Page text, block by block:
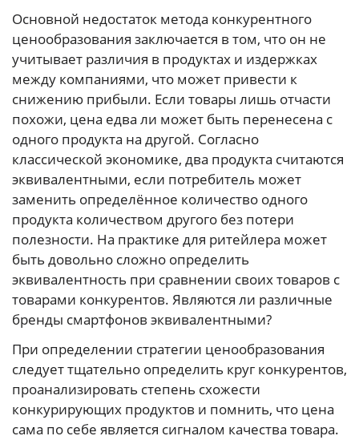
Основной недостаток метода конкурентного
ценообразования заключается в том, что он не
учитывает различия в продуктах и издержках
между компаниями, что может привести к
снижению прибыли. Если товары лишь отчасти
похожи, цена едва ли может быть перенесена с
одного продукта на другой. Согласно
классической экономике, два продукта считаются
эквивалентными, если потребитель может
заменить определённое количество одного
продукта количеством другого без потери
полезности. На практике для ритейлера может
быть довольно сложно определить
эквивалентность при сравнении своих товаров с
товарами конкурентов. Являются ли различные
бренды смартфонов эквивалентными?
При определении стратегии ценообразования
следует тщательно определить круг конкурентов,
проанализировать степень схожести
конкурирующих продуктов и помнить, что цена
сама по себе является сигналом качества товара.